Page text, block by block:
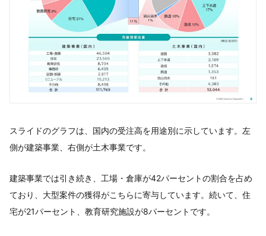
スライドのグラフは、国内の受注高を用途別に示しています。左
側が建築事業、右側が土木事業です。
建築事業では引き続き、工場・倉庫が42パーセントの割合を占め
ており、大型案件の獲得がこちらに寄与しています。続いて、住
宅が21パーセント、教育研究施設が8パーセントです。